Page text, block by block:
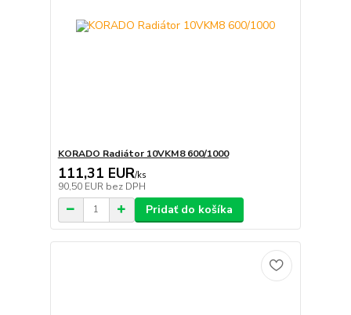
KORADO Radiátor 10VKM8 600/1000
111,31 EUR/ks
90,50 EUR bez DPH
Pridať do košíka